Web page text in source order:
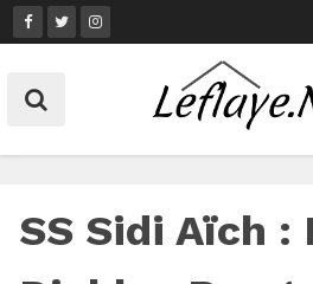
Skip
to
SS Sidi Aïch :